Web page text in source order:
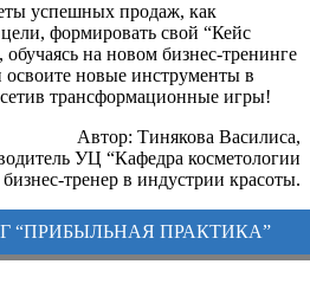
успешных продаж, как
формировать свой “Кейс
на новом бизнес-тренинге
новые инструменты в
трансформационные игры!
Автор: Тинякова Василиса,
УЦ “Кафедра косметологии
тренер в индустрии красоты.
“ПРИБЫЛЬНАЯ ПРАКТИКА”